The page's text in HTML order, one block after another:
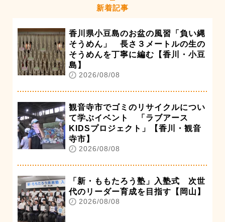
新着記事
香川県小豆島のお盆の風習「負い縄
そうめん」 長さ３メートルの生の
そうめんを丁寧に編む【香川・小豆
島】
2026/08/08
観音寺市でゴミのリサイクルについ
て学ぶイベント 「ラブアース
KIDSプロジェクト」【香川・観音
寺市】
2026/08/08
「新・ももたろう塾」入塾式 次世
代のリーダー育成を目指す【岡山】
2026/08/08